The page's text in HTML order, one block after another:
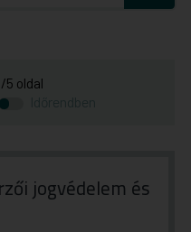
/5 oldal
jogvédelem és